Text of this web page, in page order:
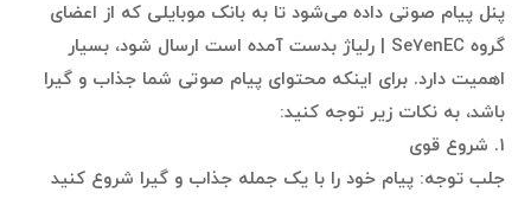
پنل پیام صوتی داده می‌شود تا به بانک موبایلی که از اعضای
گروه Se7enEC | رلیاژ بدست آمده است ارسال شود، بسیار
اهمیت دارد. برای اینکه محتوای پیام صوتی شما جذاب و گیرا
باشد، به نکات زیر توجه کنید:
۱. شروع قوی
جلب توجه: پیام خود را با یک جمله جذاب و گیرا شروع کنید